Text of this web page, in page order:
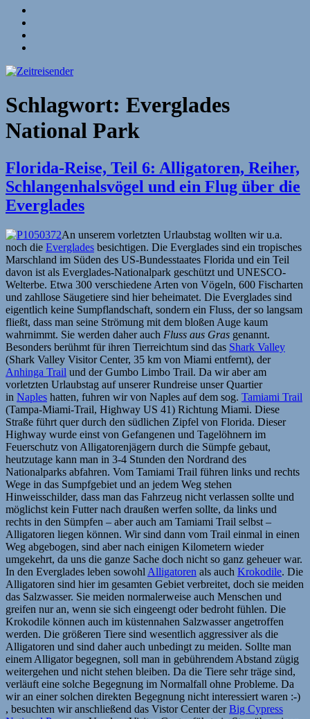
Schlagwort: Everglades
National Park
Florida-Reise, Teil 6: Alligatoren, Reiher,
Schlangenhalsvögel und ein Flug über die
Everglades
An unserem vorletzten Urlaubstag wollten wir u.a.
noch die Everglades besichtigen. Die Everglades sind ein tropisches
Marschland im Süden des US-Bundesstaates Florida und ein Teil
davon ist als Everglades-Nationalpark geschützt und UNESCO-
Welterbe. Etwa 300 verschiedene Arten von Vögeln, 600 Fischarten
und zahllose Säugetiere sind hier beheimatet. Die Everglades sind
eigentlich keine Sumpflandschaft, sondern ein Fluss, der so langsam
fließt, dass man seine Strömung mit dem bloßen Auge kaum
wahrnimmt. Sie werden daher auch Fluss aus Gras genannt.
Besonders berühmt für ihren Tierreichtum sind das Shark Valley
(Shark Valley Visitor Center, 35 km von Miami entfernt), der
Anhinga Trail und der Gumbo Limbo Trail. Da wir aber am
vorletzten Urlaubstag auf unserer Rundreise unser Quartier
in Naples hatten, fuhren wir von Naples auf dem sog. Tamiami Trail
(Tampa-Miami-Trail, Highway US 41) Richtung Miami. Diese
Straße führt quer durch den südlichen Zipfel von Florida. Dieser
Highway wurde einst von Gefangenen und Tagelöhnern im
Feuerschutz von Alligatorenjägern durch die Sümpfe gebaut,
heutzutage kann man in 3-4 Stunden den Nordrand des
Nationalparks abfahren. Vom Tamiami Trail führen links und rechts
Wege in das Sumpfgebiet und an jedem Weg stehen
Hinweisschilder, dass man das Fahrzeug nicht verlassen sollte und
möglichst kein Futter nach draußen werfen sollte, da links und
rechts in den Sümpfen – aber auch am Tamiami Trail selbst –
Alligatoren liegen können. Wir sind dann vom Trail einmal in einen
Weg abgebogen, sind aber nach einigen Kilometern wieder
umgekehrt, da uns die ganze Sache doch nicht so ganz geheuer war.
In den Everglades leben sowohl Alligatoren als auch Krokodile. Die
Alligatoren sind hier im gesamten Gebiet verbreitet, doch sie meiden
das Salzwasser. Sie meiden normalerweise auch Menschen und
greifen nur an, wenn sie sich eingeengt oder bedroht fühlen. Die
Krokodile können auch im küstennahen Salzwasser angetroffen
werden. Die größeren Tiere sind wesentlich aggressiver als die
Alligatoren und sind daher auch unbedingt zu meiden. Sollte man
einem Alligator begegnen, soll man in gebührendem Abstand zügig
weitergehen und nicht stehen bleiben. Da die Tiere sehr träge sind,
verläuft eine solche Begegnung im Normalfall ohne Probleme. Da
wir an einer solchen direkten Begegnung nicht interessiert waren :-)
, besuchten wir anschließend das Vistor Center derBig Cypress